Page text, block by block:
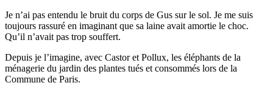
Je n’ai pas entendu le bruit du corps de Gus sur le sol. Je me suis
toujours rassuré en imaginant que sa laine avait amortie le choc.
Qu’il n’avait pas trop souffert.
Depuis je l’imagine, avec Castor et Pollux, les éléphants de la
ménagerie du jardin des plantes tués et consommés lors de la
Commune de Paris.